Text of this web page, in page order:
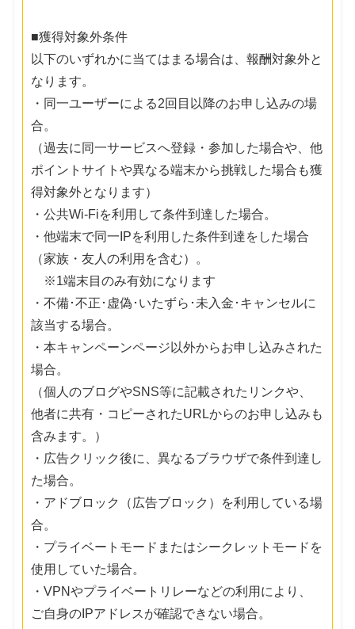
■獲得対象外条件
以下のいずれかに当てはまる場合は、報酬対象外と
なります。
・同一ユーザーによる2回目以降のお申し込みの場
合。
（過去に同一サービスへ登録・参加した場合や、他
ポイントサイトや異なる端末から挑戦した場合も獲
得対象外となります）
・公共Wi-Fiを利用して条件到達した場合。
・他端末で同一IPを利用した条件到達をした場合
（家族・友人の利用を含む）。
※1端末目のみ有効になります
・不備･不正･虚偽･いたずら･未入金･キャンセルに
該当する場合。
・本キャンペーンページ以外からお申し込みされた
場合。
（個人のブログやSNS等に記載されたリンクや、
他者に共有・コピーされたURLからのお申し込みも
含みます。）
・広告クリック後に、異なるブラウザで条件到達し
た場合。
・アドブロック（広告ブロック）を利用している場
合。
・プライベートモードまたはシークレットモードを
使用していた場合。
・VPNやプライベートリレーなどの利用により、
ご自身のIPアドレスが確認できない場合。